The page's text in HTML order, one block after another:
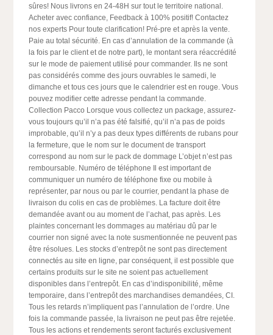
sûres! Nous livrons en 24-48H sur tout le territoire national.
Acheter avec confiance, Feedback à 100% positif! Contactez
nos experts Pour toute clarification! Pré-pre et après la vente.
Paie au total sécurité. En cas d’annulation de la commande (à
la fois par le client et de notre part), le montant sera réaccrédité
sur le mode de paiement utilisé pour commander. Ils ne sont
pas considérés comme des jours ouvrables le samedi, le
dimanche et tous ces jours que le calendrier est en rouge. Vous
pouvez modifier cette adresse pendant la commande.
Collection Pacco Lorsque vous collectez un package, assurez-
vous toujours qu’il n’a pas été falsifié, qu’il n’a pas de poids
improbable, qu’il n’y a pas deux types différents de rubans pour
la fermeture, que le nom sur le document de transport
correspond au nom sur le pack de dommage L’objet n’est pas
remboursable. Numéro de téléphone Il est important de
communiquer un numéro de téléphone fixe ou mobile à
représenter, par nous ou par le courrier, pendant la phase de
livraison du colis en cas de problèmes. La facture doit être
demandée avant ou au moment de l’achat, pas après. Les
plaintes concernant les dommages au matériau dû par le
courrier non signé avec la note susmentionnée ne peuvent pas
être résolues. Les stocks d’entrepôt ne sont pas directement
connectés au site en ligne, par conséquent, il est possible que
certains produits sur le site ne soient pas actuellement
disponibles dans l’entrepôt. En cas d’indisponibilité, même
temporaire, dans l’entrepôt des marchandises demandées, CI.
Tous les retards n’impliquent pas l’annulation de l’ordre. Une
fois la commande passée, la livraison ne peut pas être rejetée.
Tous les actions et rendements seront facturés exclusivement